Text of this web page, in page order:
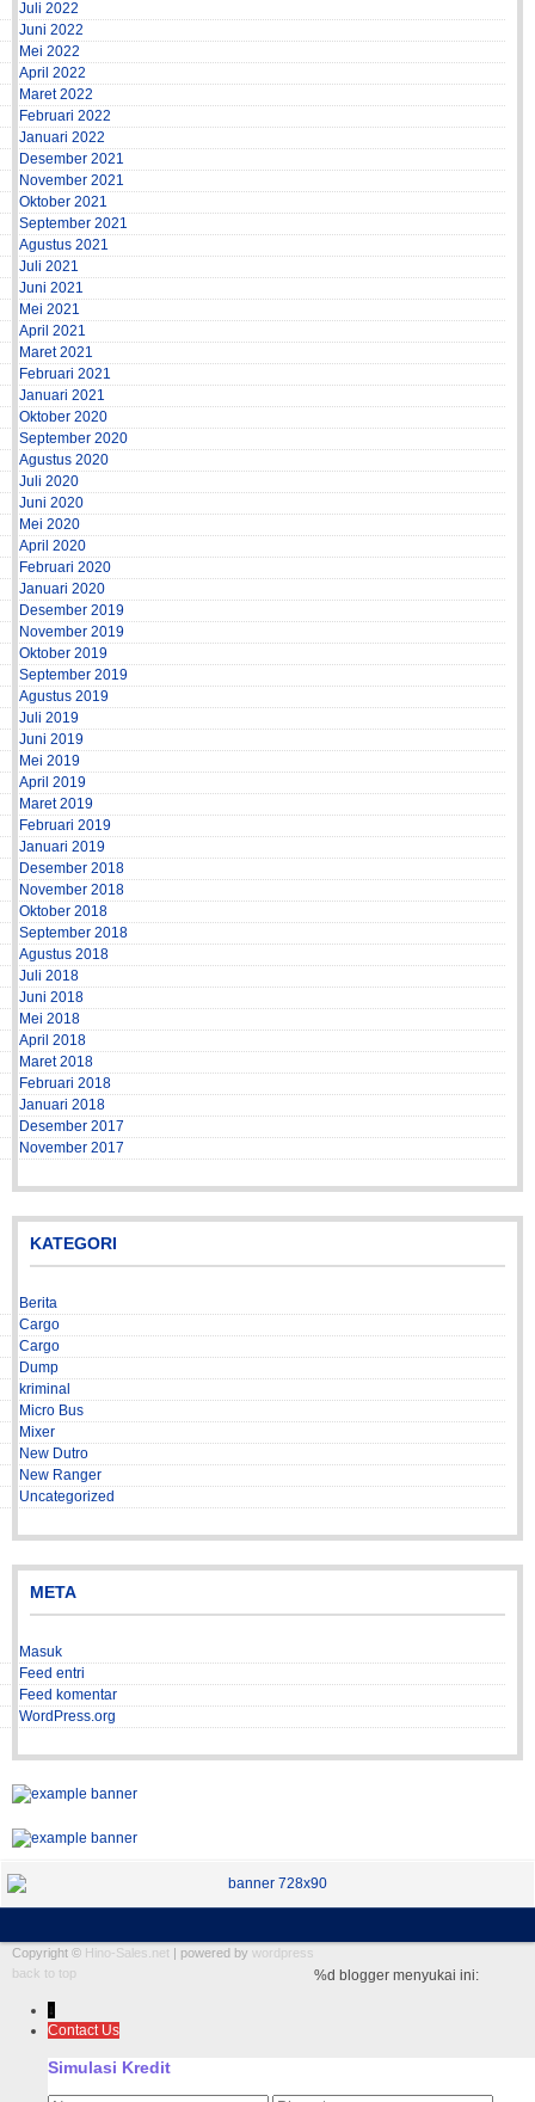
Juli 2022
Juni 2022
Mei 2022
April 2022
Maret 2022
Februari 2022
Januari 2022
Desember 2021
November 2021
Oktober 2021
September 2021
Agustus 2021
Juli 2021
Juni 2021
Mei 2021
April 2021
Maret 2021
Februari 2021
Januari 2021
Oktober 2020
September 2020
Agustus 2020
Juli 2020
Juni 2020
Mei 2020
April 2020
Februari 2020
Januari 2020
Desember 2019
November 2019
Oktober 2019
September 2019
Agustus 2019
Juli 2019
Juni 2019
Mei 2019
April 2019
Maret 2019
Februari 2019
Januari 2019
Desember 2018
November 2018
Oktober 2018
September 2018
Agustus 2018
Juli 2018
Juni 2018
Mei 2018
April 2018
Maret 2018
Februari 2018
Januari 2018
Desember 2017
November 2017
KATEGORI
Berita
Cargo
Cargo
Dump
kriminal
Micro Bus
Mixer
New Dutro
New Ranger
Uncategorized
META
Masuk
Feed entri
Feed komentar
WordPress.org
Copyright © Hino-Sales.net | powered by wordpress
back to top
%d blogger menyukai ini:
↓
Contact Us
Simulasi Kredit